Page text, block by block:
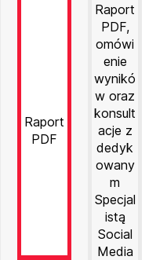
Raport
PDF
Raport
PDF,
omówi
enie
wynikó
w oraz
konsult
acje z
dedyk
owany
m
Specjal
istą
Social
Media